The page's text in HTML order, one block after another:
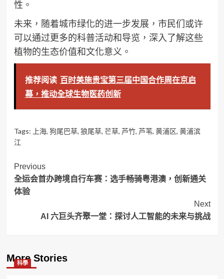
性。
未来，随着城市绿化的进一步发展，市民们或许
可以通过更多的科普活动和导览，深入了解这些
植物的生态价值和文化意义。
推荐阅读 百时美施贵宝第三届中国合作周在京启
幕，推动全球生物医药创新
Tags: 上海, 狗尾巴草, 狼尾草, 芒草, 芦竹, 芦苇, 黄浦区, 黄浦滨
江
Post
Navigation
Previous
全运会首办跨境自行车赛：选手畅骑粤港澳，创新通关
体验
Next
AI 六巨头齐聚一堂：探讨人工智能的未来与挑战
More Stories
科學